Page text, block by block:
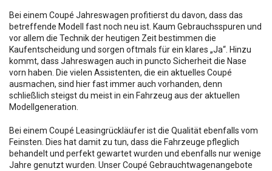
Bei einem Coupé Jahreswagen profitierst du davon, dass das
betreffende Modell fast noch neu ist. Kaum Gebrauchsspuren und
vor allem die Technik der heutigen Zeit bestimmen die
Kaufentscheidung und sorgen oftmals für ein klares „Ja“. Hinzu
kommt, dass Jahreswagen auch in puncto Sicherheit die Nase
vorn haben. Die vielen Assistenten, die ein aktuelles Coupé
ausmachen, sind hier fast immer auch vorhanden, denn
schließlich steigst du meist in ein Fahrzeug aus der aktuellen
Modellgeneration.
Bei einem Coupé Leasingrückläufer ist die Qualität ebenfalls vom
Feinsten. Dies hat damit zu tun, dass die Fahrzeuge pfleglich
behandelt und perfekt gewartet wurden und ebenfalls nur wenige
Jahre genutzt wurden. Unser Coupé Gebrauchtwagenangebote